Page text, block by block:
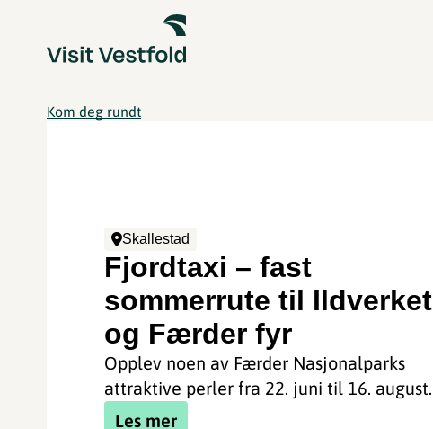
Kom deg rundt
Skallestad
Fjordtaxi – fast
sommerrute til Ildverket
og Færder fyr
Opplev noen av Færder Nasjonalparks
attraktive perler fra 22. juni til 16. august.
Les mer